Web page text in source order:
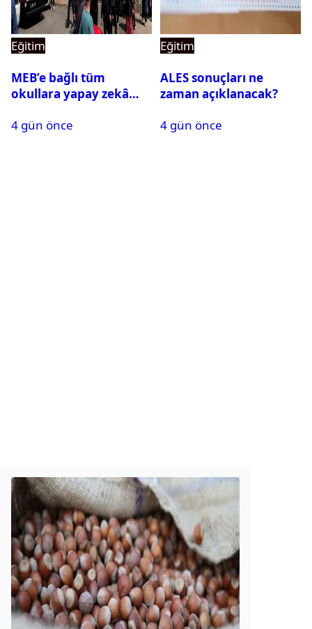
Eğitim
MEB’e bağlı tüm
okullara yapay zekâ
sistemi geliyor
4 gün önce
Eğitim
ALES sonuçları ne
zaman açıklanacak?
4 gün önce